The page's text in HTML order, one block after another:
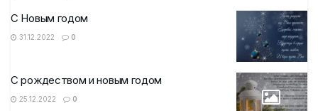
С Новым годом
31.12.2022 0
С рождеством и новым годом
25.12.2022 0